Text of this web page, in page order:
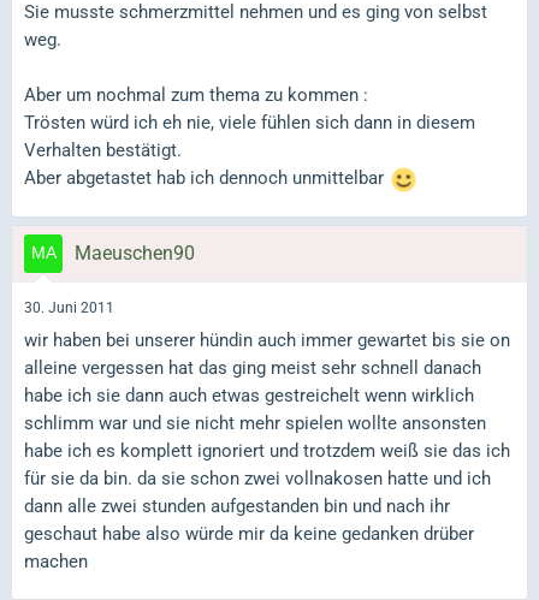
Sie musste schmerzmittel nehmen und es ging von selbst
weg.
Aber um nochmal zum thema zu kommen :
Trösten würd ich eh nie, viele fühlen sich dann in diesem
Verhalten bestätigt.
Aber abgetastet hab ich dennoch unmittelbar
Maeuschen90
30. Juni 2011
wir haben bei unserer hündin auch immer gewartet bis sie on
alleine vergessen hat das ging meist sehr schnell danach
habe ich sie dann auch etwas gestreichelt wenn wirklich
schlimm war und sie nicht mehr spielen wollte ansonsten
habe ich es komplett ignoriert und trotzdem weiß sie das ich
für sie da bin. da sie schon zwei vollnakosen hatte und ich
dann alle zwei stunden aufgestanden bin und nach ihr
geschaut habe also würde mir da keine gedanken drüber
machen